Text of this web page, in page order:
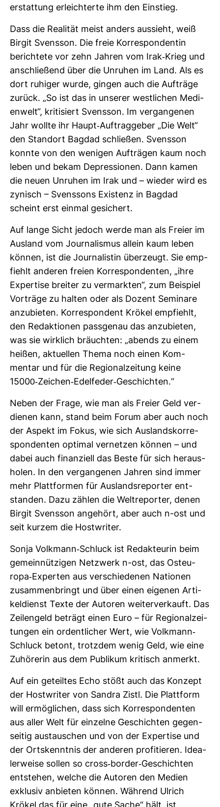
erstat­tung erleich­terte ihm den Ein­stieg.
Dass die Rea­lität meist anders aus­sieht, weiß
Birgit Svensson. Die freie Kor­re­spon­dentin
berich­tete vor zehn Jahren vom Irak-​Krieg und
anschlie­ßend über die Unruhen im Land. Als es
dort ruhiger wurde, gingen auch die Auf­träge
zurück. „So ist das in unserer west­li­chen Medi­
en­welt“, kri­ti­siert Svensson. Im ver­gan­genen
Jahr wollte ihr Haupt-​Auf­trag­geber „Die Welt“
den Standort Bagdad schließen. Svensson
konnte von den wenigen Auf­trägen kaum noch
leben und bekam Depres­sionen. Dann kamen
die neuen Unruhen im Irak und – wieder wird es
zynisch – Svens­sons Exis­tenz in Bagdad
scheint erst einmal gesi­chert.
Auf lange Sicht jedoch werde man als Freier im
Aus­land vom Jour­na­lismus allein kaum leben
können, ist die Jour­na­listin über­zeugt. Sie emp­
fiehlt anderen freien Kor­re­spon­denten, „ihre
Exper­tise breiter zu ver­markten“, zum Bei­spiel
Vor­träge zu halten oder als Dozent Semi­nare
anzu­bieten. Kor­re­spon­dent Krökel emp­fiehlt,
den Redak­tionen pass­genau das anzu­bieten,
was sie wirk­lich bräuchten: „abends zu einem
heißen, aktu­ellen Thema noch einen Kom­
mentar und für die Regio­nal­zei­tung keine
15000-​Zei­chen-​Edel­feder-​Geschichten.“
Neben der Frage, wie man als Freier Geld ver­
dienen kann, stand beim Forum aber auch noch
der Aspekt im Fokus, wie sich Aus­lands­kor­re­
spon­denten optimal ver­netzen können – und
dabei auch finan­ziell das Beste für sich her­aus­
holen. In den ver­gan­genen Jahren sind immer
mehr Platt­formen für Aus­lands­re­porter ent­
standen. Dazu zählen die Welt­re­porter, denen
Birgit Svensson ange­hört, aber auch n-ost und
seit kurzem die Host­writer.
Sonja Volk­mann-​Schluck ist Redak­teurin beim
gemein­nüt­zigen Netz­werk n-ost, das Ost­eu­
ropa-​Experten aus ver­schie­denen Nationen
zusam­men­bringt und über einen eigenen Arti­
kel­dienst Texte der Autoren wei­ter­ver­kauft. Das
Zei­len­geld beträgt einen Euro – für Regio­nal­zei­
tungen ein ordent­li­cher Wert, wie Volk­mann-​
Schluck betont, trotzdem wenig Geld, wie eine
Zuhö­rerin aus dem Publikum kri­tisch anmerkt.
Auf ein geteiltes Echo stößt auch das Kon­zept
der Host­writer von Sandra Zistl. Die Platt­form
will ermög­li­chen, dass sich Kor­re­spon­denten
aus aller Welt für ein­zelne Geschichten gegen­
seitig aus­tau­schen und von der Exper­tise und
der Orts­kenntnis der anderen pro­fi­tieren. Idea­
ler­weise sollen so cross-​border-​Geschichten
ent­stehen, welche die Autoren den Medien
exklusiv anbieten können. Wäh­rend Ulrich